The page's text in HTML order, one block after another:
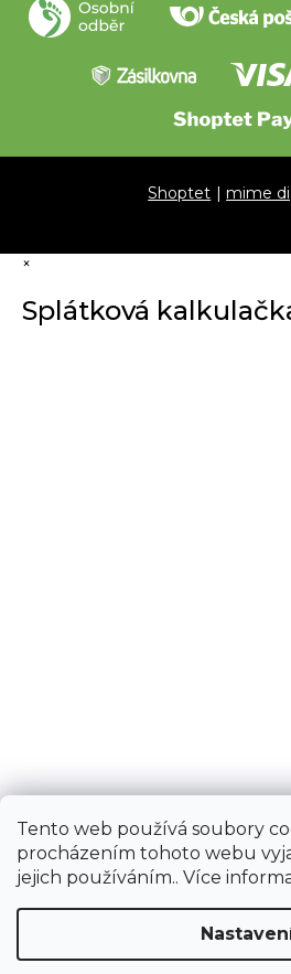
Tento web používá soubory
procházením tohoto webu
jejich používáním.. Více
Shoptet |mime
×
Splátková